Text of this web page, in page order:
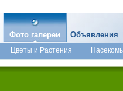
Фото галереи
Цветы и Растения
Объявления